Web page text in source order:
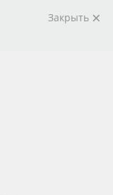
Закрыть